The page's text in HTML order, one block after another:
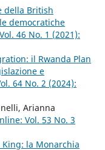
della British
democratiche
46 No. 1 (2021):
il Rwanda Plan
e
64 No. 2 (2024):
Arianna
Vol. 53 No. 3
King: la Monarchia